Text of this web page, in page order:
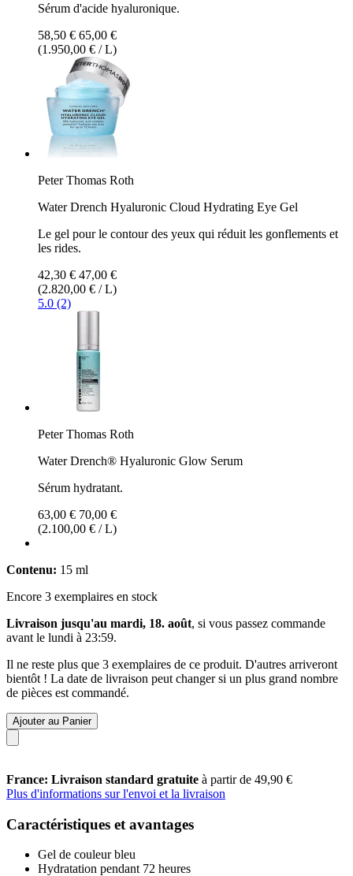
Sérum d'acide hyaluronique.
58,50 € 65,00 €
(1.950,00 € / L)
Peter Thomas Roth
Water Drench​ Hyaluronic Cloud Hydrating Eye Gel
Le gel pour le contour des yeux qui réduit les gonflements et
les rides.
42,30 € 47,00 €
(2.820,00 € / L)
5.0 (2)
Peter Thomas Roth
Water Drench® Hyaluronic Glow Serum
Sérum hydratant.
63,00 € 70,00 €
(2.100,00 € / L)
Contenu: 15 ml
Encore 3 exemplaires en stock
Livraison jusqu'au mardi, 18. août, si vous passez commande
avant le lundi à 23:59.
Il ne reste plus que 3 exemplaires de ce produit. D'autres arriveront
bientôt ! La date de livraison peut changer si un plus grand nombre
de pièces est commandé.
Ajouter au Panier
France: Livraison standard gratuite à partir de 49,90 €
Plus d'informations sur l'envoi et la livraison
Caractéristiques et avantages
Gel de couleur bleu
Hydratation pendant 72 heures